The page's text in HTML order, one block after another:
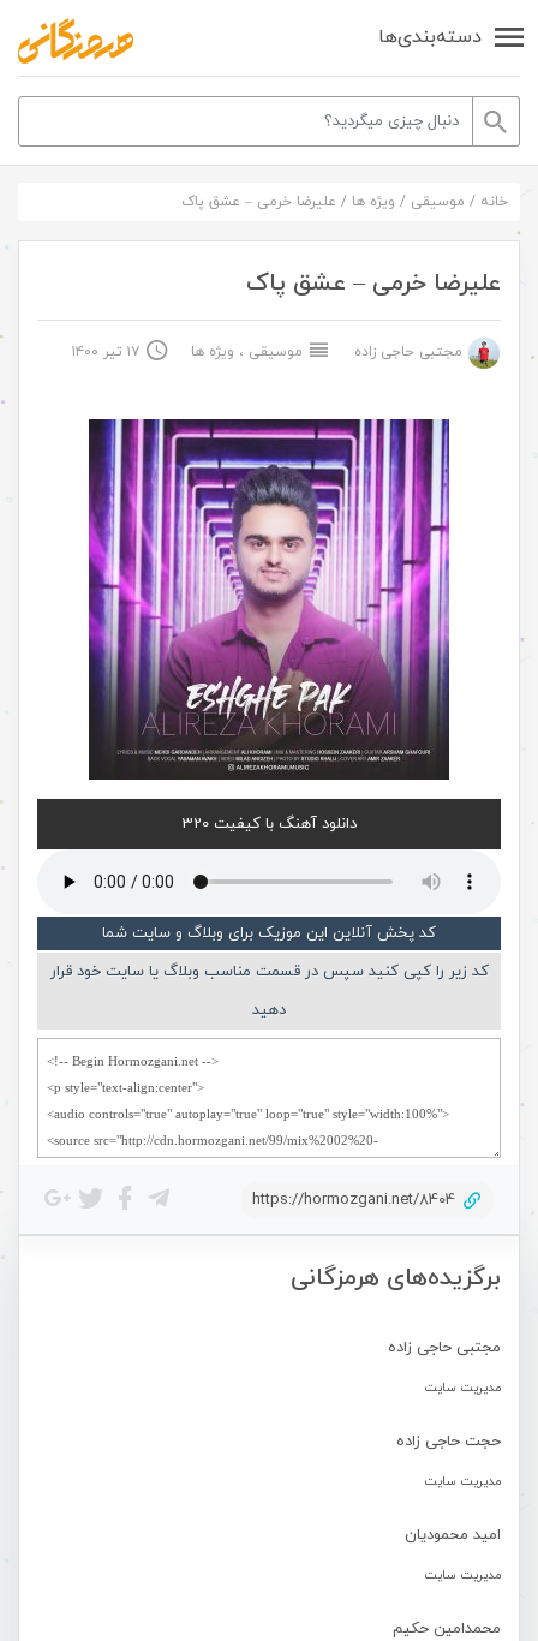
دسته‌بندی‌ها
برگزیده‌های هرمزگانی
مجتبی حاجی زاده
مدیریت سایت
حجت حاجی زاده
مدیریت سایت
امید محمودیان
مدیریت سایت
محمدامین حکیم
خانه / موسیقی / ویژه ها / علیرضا خرمی – عشق پاک
علیرضا خرمی – عشق پاک
مجتبی حاجی زاده موسیقی ، ویژه ها ۱۷ تیر ۱۴۰۰
دانلود آهنگ با کیفیت 320
کد پخش آنلاین این موزیک برای وبلاگ و سایت شما
کد زیر را کپی کنید سپس در قسمت مناسب وبلاگ یا سایت خود قرار
دهید
https://hormozgani.net/8404